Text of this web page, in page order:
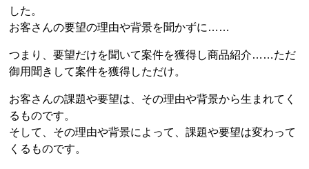
した。
お客さんの要望の理由や背景を聞かずに……
つまり、要望だけを聞いて案件を獲得し商品紹介……ただ
御用聞きして案件を獲得しただけ。
お客さんの課題や要望は、その理由や背景から生まれてく
るものです。
そして、その理由や背景によって、課題や要望は変わって
くるものです。